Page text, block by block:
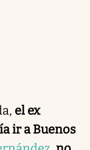
el ex
ir a Buenos